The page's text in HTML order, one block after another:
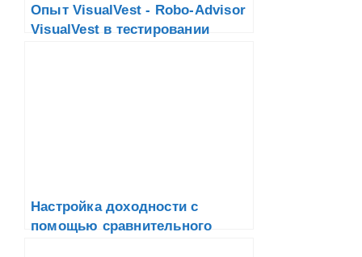
Опыт VisualVest - Robo-Advisor
VisualVest в тестировании
Настройка доходности с
помощью сравнительного